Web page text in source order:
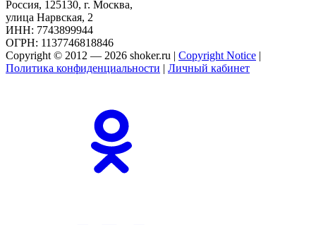
Россия, 125130, г. Москва,
улица Нарвская, 2
ИНН: 7743899944
ОГРН: 1137746818846
Copyright © 2012 — 2026 shoker.ru | Copyright Notice |
Политика конфиденциальности | Личный кабинет